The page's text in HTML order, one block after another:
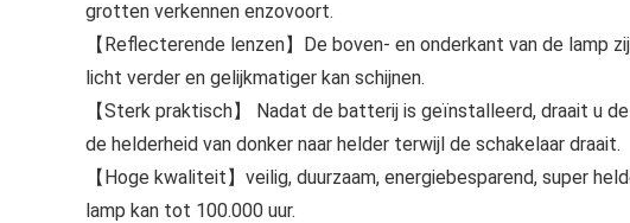
grotten verkennen enzovoort.
【Reflecterende lenzen】De boven- en onderkant van de
licht verder en gelijkmatiger kan schijnen.
【Sterk praktisch】 Nadat de batterij is geïnstalleerd, draait u
de helderheid van donker naar helder terwijl de schakelaar draait.
【Hoge kwaliteit】veilig, duurzaam, energiebesparend, super
lamp kan tot 100.000 uur.